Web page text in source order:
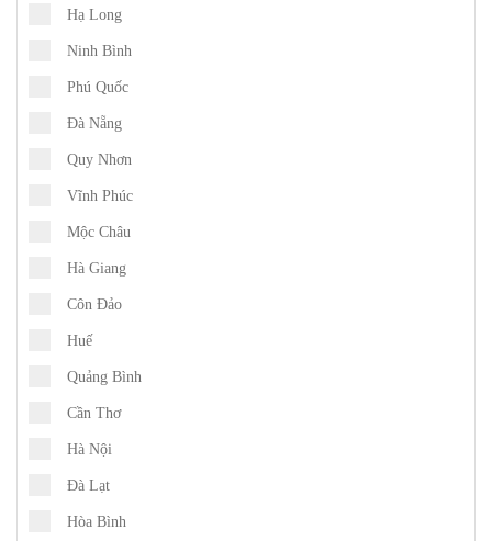
Hạ Long
Ninh Bình
Phú Quốc
Đà Nẵng
Quy Nhơn
Vĩnh Phúc
Mộc Châu
Hà Giang
Côn Đảo
Huế
Quảng Bình
Cần Thơ
Hà Nội
Đà Lạt
Hòa Bình